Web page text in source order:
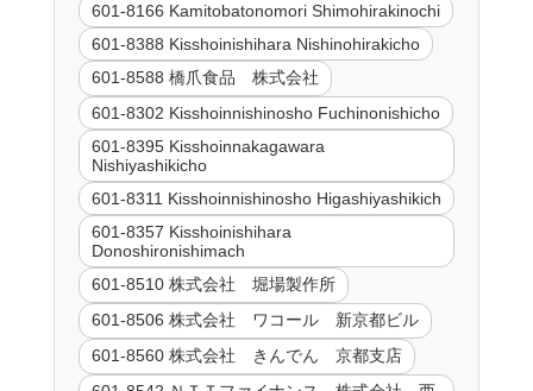
601-8166 Kamitobatonomori Shimohirakinochi
601-8388 Kisshoinishihara Nishinohirakicho
601-8588 橋爪食品 株式会社
601-8302 Kisshoinnishinosho Fuchinonishicho
601-8395 Kisshoinnakagawara
Nishiyashikicho
601-8311 Kisshoinnishinosho Higashiyashikich
601-8357 Kisshoinishihara
Donoshironishimach
601-8510 株式会社 堀場製作所
601-8506 株式会社 ワコール 新京都ビル
601-8560 株式会社 きんでん 京都支店